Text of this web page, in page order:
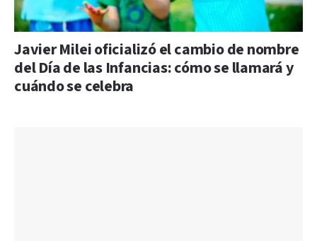
Javier Milei oficializó el cambio de nombre
del Día de las Infancias: cómo se llamará y
cuándo se celebra